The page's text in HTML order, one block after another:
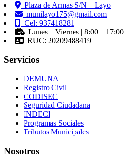
Plaza de Armas S/N – Layo
munilayo175@gmail.com
Cel: 937418281
Lunes – Viernes | 8:00 – 17:00
RUC: 20209488419
Servicios
DEMUNA
Registro Civil
CODISEC
Seguridad Ciudadana
INDECI
Programas Sociales
Tributos Municipales
Nosotros